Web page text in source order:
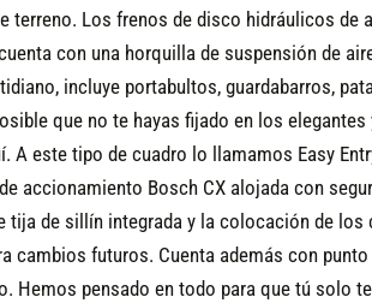
terreno. Los frenos de disco hidráulicos de
con una horquilla de suspensión de
incluye portabultos, guardabarros,
que no te hayas fijado en los
A este tipo de cuadro lo llamamos Easy
accionamiento Bosch CX alojada con
tija de sillín integrada y la colocación de los
cambios futuros. Cuenta además con
Hemos pensado en todo para que tú solo